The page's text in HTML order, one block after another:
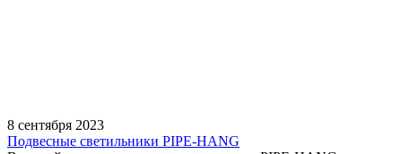
8 сентября 2023
Подвесные светильники PIPE-HANG